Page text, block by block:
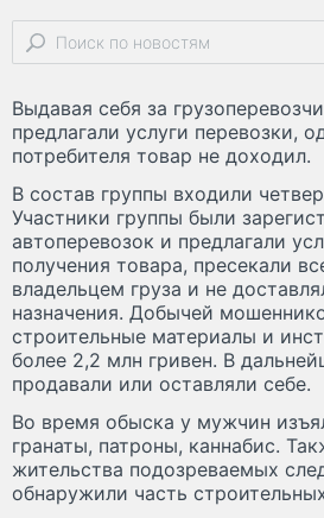
Выдавая себя за
предлагали услуги перевозки,
потребителя товар не доходил.
В состав группы входили
Участники группы были
автоперевозок и предлагали
получения товара, пресекали
владельцем груза и не
назначения. Добычей
строительные материалы и
более 2,2 млн гривен. В
продавали или оставляли себе.
Во время обыска у мужчин
гранаты, патроны, каннабис.
жительства подозреваемых
обнаружили часть